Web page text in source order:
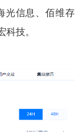
光信息、佰维存
技。